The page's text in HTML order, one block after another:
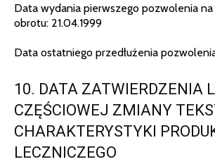
Data wydania pierwszego pozwolenia
obrotu: 21.04.1999
Data ostatniego przedłużenia
10. DATA ZATWIERDZENIA
CZĘŚCIOWEJ ZMIANY
CHARAKTERYSTYKI
LECZNICZEGO